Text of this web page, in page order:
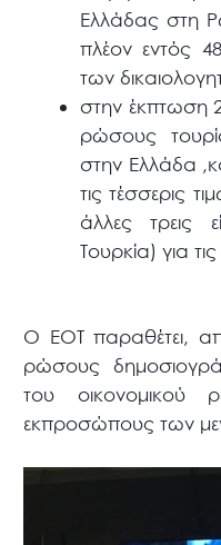
Ελλάδας στη
πλέον εντός
των
στην έκπτωση
ρώσους
στην Ελλάδα
τις τέσσερις
άλλες τρεις
Τουρκία) για
Ο ΕΟΤ παραθέτει,
ρώσους
του
εκπροσώπους των